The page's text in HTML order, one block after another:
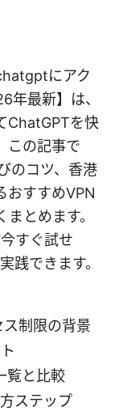
にアク
年最新】は、
ChatGPTを快
この記事で
のコツ、香港
おすすめVPN
とめます。
すぐ試せ
践できます。
制限の背景
覧と比較
ステップ